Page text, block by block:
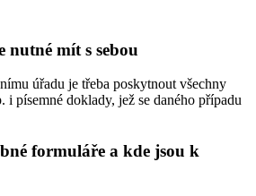
nutné mít s sebou
úřadu je třeba poskytnout všechny
i písemné doklady, jež se daného případu
formuláře a kde jsou k